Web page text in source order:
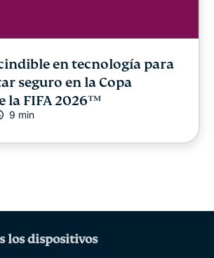
en tecnología para
seguro en la Copa
la FIFA 2026™
9 min
los dispositivos